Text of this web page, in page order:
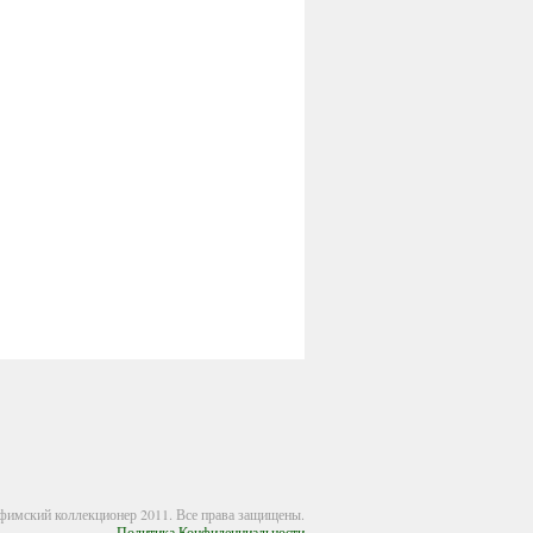
коллекционер 2011. Все права защищены.